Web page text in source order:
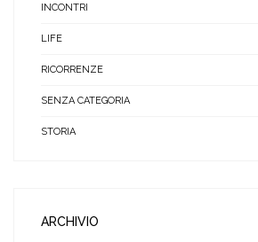
INCONTRI
LIFE
RICORRENZE
SENZA CATEGORIA
STORIA
ARCHIVIO